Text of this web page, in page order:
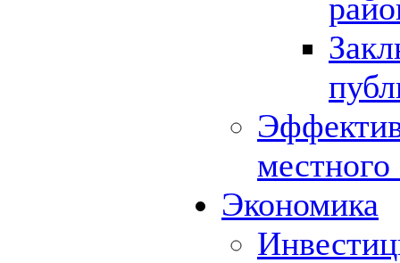
Экономика